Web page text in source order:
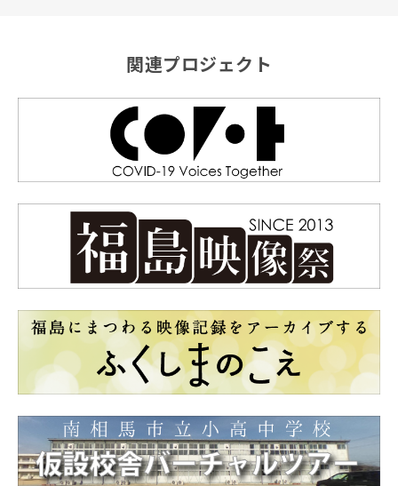
関連プロジェクト